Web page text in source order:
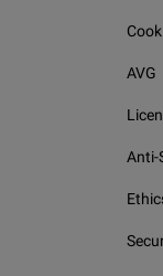
AVG
Anti-